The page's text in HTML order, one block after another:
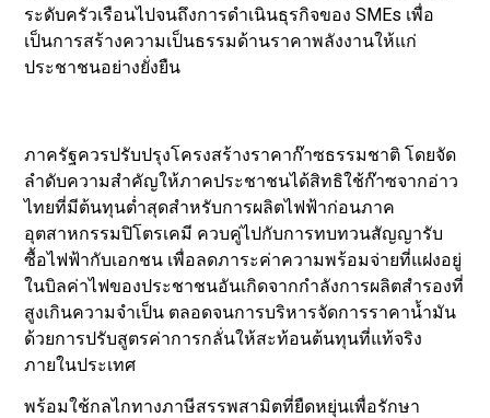
ระดับครัวเรือนไปจนถึงการดำเนินธุรกิจของ SMEs เพื่อ
เป็นการสร้างความเป็นธรรมด้านราคาพลังงานให้แก่
ประชาชนอย่างยั่งยืน
ภาครัฐควรปรับปรุงโครงสร้างราคาก๊าซธรรมชาติ โดยจัด
ลำดับความสำคัญให้ภาคประชาชนได้สิทธิใช้ก๊าซจากอ่าว
ไทยที่มีต้นทุนต่ำสุดสำหรับการผลิตไฟฟ้าก่อนภาค
อุตสาหกรรมปิโตรเคมี ควบคู่ไปกับการทบทวนสัญญารับ
ซื้อไฟฟ้ากับเอกชน เพื่อลดภาระค่าความพร้อมจ่ายที่แฝงอยู่
ในบิลค่าไฟของประชาชนอันเกิดจากกำลังการผลิตสำรองที่
สูงเกินความจำเป็น ตลอดจนการบริหารจัดการราคาน้ำมัน
ด้วยการปรับสูตรค่าการกลั่นให้สะท้อนต้นทุนที่แท้จริง
ภายในประเทศ
พร้อมใช้กลไกทางภาษีสรรพสามิตที่ยืดหยุ่นเพื่อรักษา